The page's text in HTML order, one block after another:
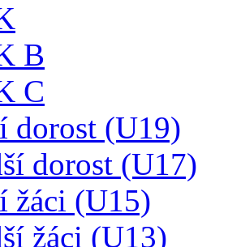
B
C
dorost (U19)
dorost (U17)
žáci (U15)
žáci (U13)